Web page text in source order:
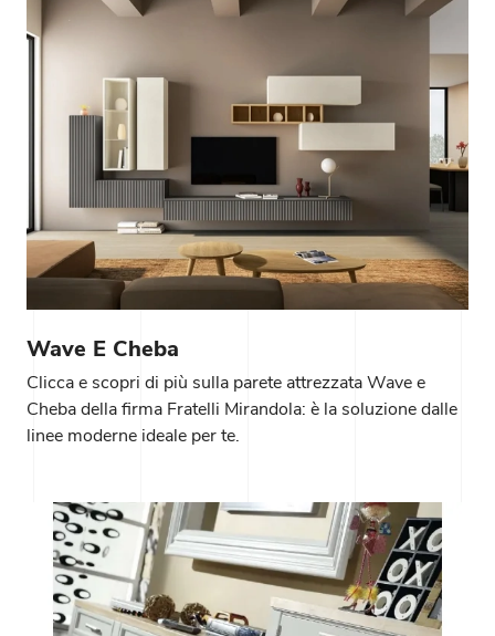
Wave E Cheba
Clicca e scopri di più sulla parete attrezzata Wave e
Cheba della firma Fratelli Mirandola: è la soluzione dalle
linee moderne ideale per te.